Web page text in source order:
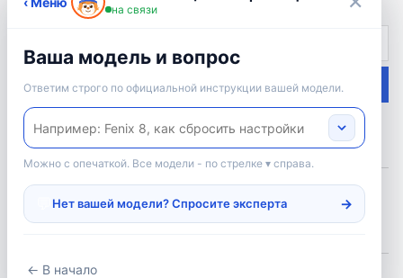
ПОДПИШИСЬ НА РАССЫЛКУ
Подписаться
Подписываясь на рассылку, вы соглашаетесь с условиями оферты
политикой конфиденциальности
Официальный дилер: